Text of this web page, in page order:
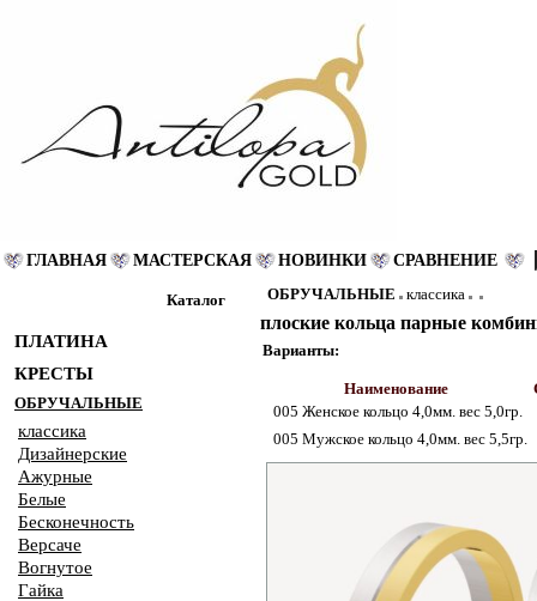
ГЛАВНАЯ МАСТЕРСКАЯ НОВИНКИ СРАВНЕНИЕ
Каталог
ПЛАТИНА
КРЕСТЫ
ОБРУЧАЛЬНЫЕ
классика
Дизайнерские
Ажурные
Белые
Бесконечность
Версаче
Вогнутое
Гайка
ОБРУЧАЛЬНЫЕ классика
плоские кольца парные
Варианты:
Наименование
005 Женское кольцо 4,0мм. вес 5,0гр.
005 Мужское кольцо 4,0мм. вес 5,5гр.